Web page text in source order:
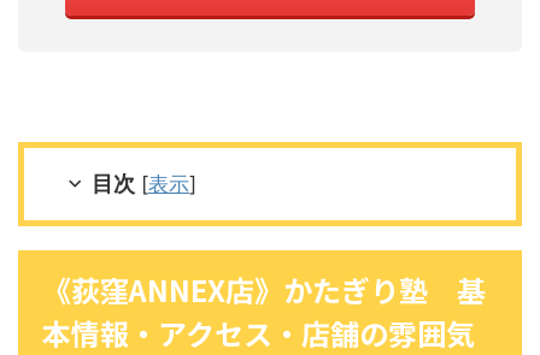
目次 [表示]
《荻窪ANNEX店》かたぎり塾 基
本情報・アクセス・店舗の雰囲気